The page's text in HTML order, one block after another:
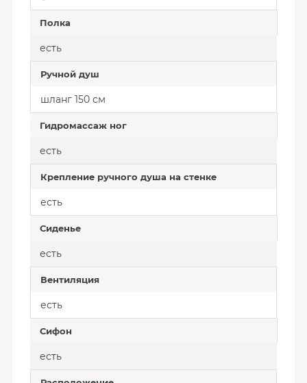
Полка
есть
Ручной душ
шланг 150 см
Гидромассаж ног
есть
Крепление ручного душа на стенке
есть
Сиденье
есть
Вентиляция
есть
Сифон
есть